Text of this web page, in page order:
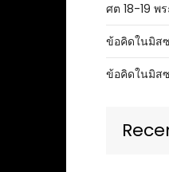
ศต 18-19 พ
ข้อคิดในมิส
ข้อคิดในมิส